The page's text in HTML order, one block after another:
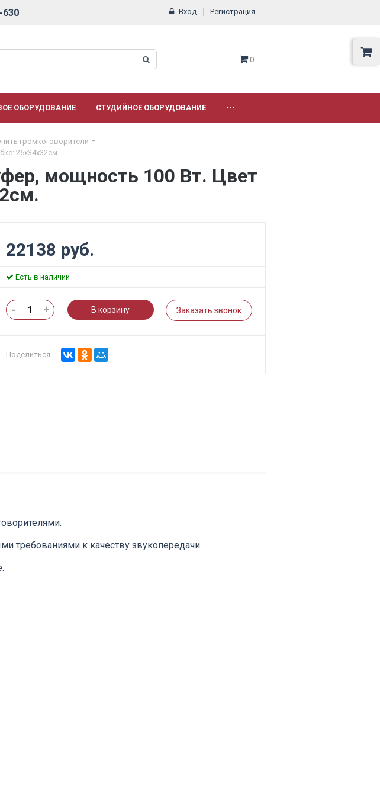
630 Вход Регистрация
0
ОБОРУДОВАНИЕ СТУДИЙНОЕ ОБОРУДОВАНИЕ •••
громкоговорители
26х34х32см.
мощность 100 Вт. Цвет
22138 руб.
Есть в наличии
- + В корзину Заказать звонок
Поделиться:
требованиями к качеству звукопередачи.